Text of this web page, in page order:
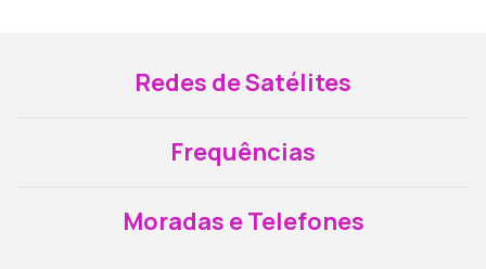
Redes de Satélites
Frequências
Moradas e Telefones